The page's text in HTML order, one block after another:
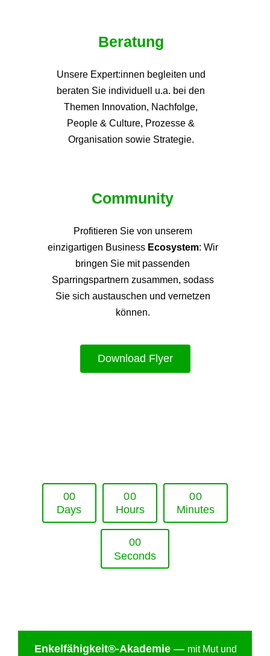
Beratung
Unsere Expert:innen begleiten und
beraten Sie individuell u.a. bei den
Themen Innovation, Nachfolge,
People & Culture, Prozesse &
Organisation sowie Strategie.
Community
Profitieren Sie von unserem
einzigartigen Business Ecosystem: Wir
bringen Sie mit passenden
Sparringspartnern zusammen, sodass
Sie sich austauschen und vernetzen
können.
Download Flyer
00
Days
00
Hours
00
Minutes
00
Seconds
Enkelfähigkeit®-Akademie — mit Mut und